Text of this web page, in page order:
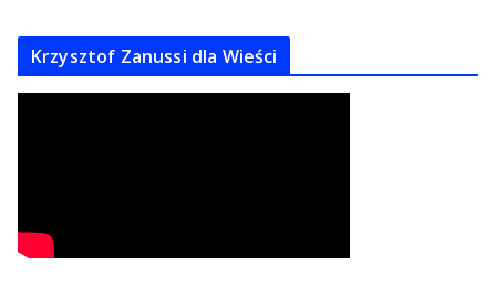
Krzysztof Zanussi dla Wieści